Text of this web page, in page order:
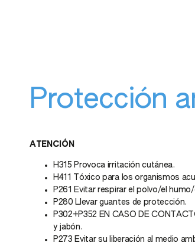
Protección
ATENCIÓN
H315 Provoca irritación cutánea.
H411 Tóxico para los organismos
P261 Evitar respirar el polvo/el
P280 Llevar guantes de protección.
P302+P352 EN CASO DE
y jabón.
P273 Evitar su liberación al medio